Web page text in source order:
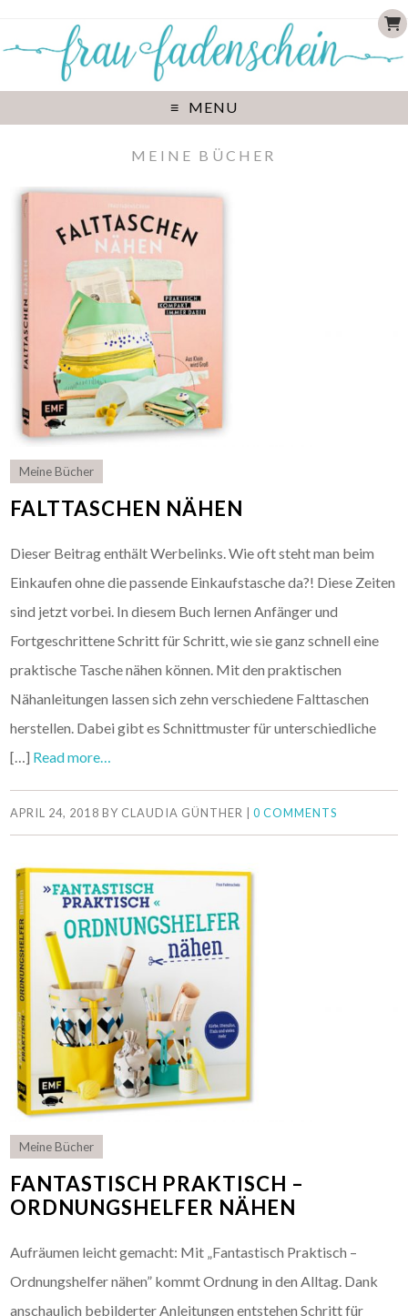
MENU
MEINE BÜCHER
Meine Bücher
FALTTASCHEN NÄHEN
Dieser Beitrag enthält Werbelinks. Wie oft steht man beim
Einkaufen ohne die passende Einkaufstasche da?! Diese Zeiten
sind jetzt vorbei. In diesem Buch lernen Anfänger und
Fortgeschrittene Schritt für Schritt, wie sie ganz schnell eine
praktische Tasche nähen können. Mit den praktischen
Nähanleitungen lassen sich zehn verschiedene Falttaschen
herstellen. Dabei gibt es Schnittmuster für unterschiedliche
[…] Read more…
APRIL 24, 2018 BY CLAUDIA GÜNTHER |0 COMMENTS
Meine Bücher
FANTASTISCH PRAKTISCH –
ORDNUNGSHELFER NÄHEN
Aufräumen leicht gemacht: Mit „Fantastisch Praktisch –
Ordnungshelfer nähen” kommt Ordnung in den Alltag. Dank
anschaulich bebilderter Anleitungen entstehen Schritt für